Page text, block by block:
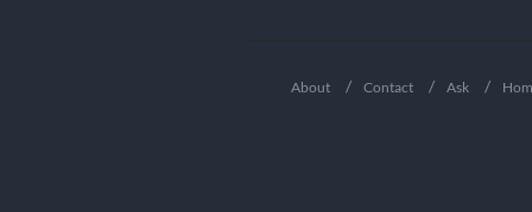
Ask
Contact
About